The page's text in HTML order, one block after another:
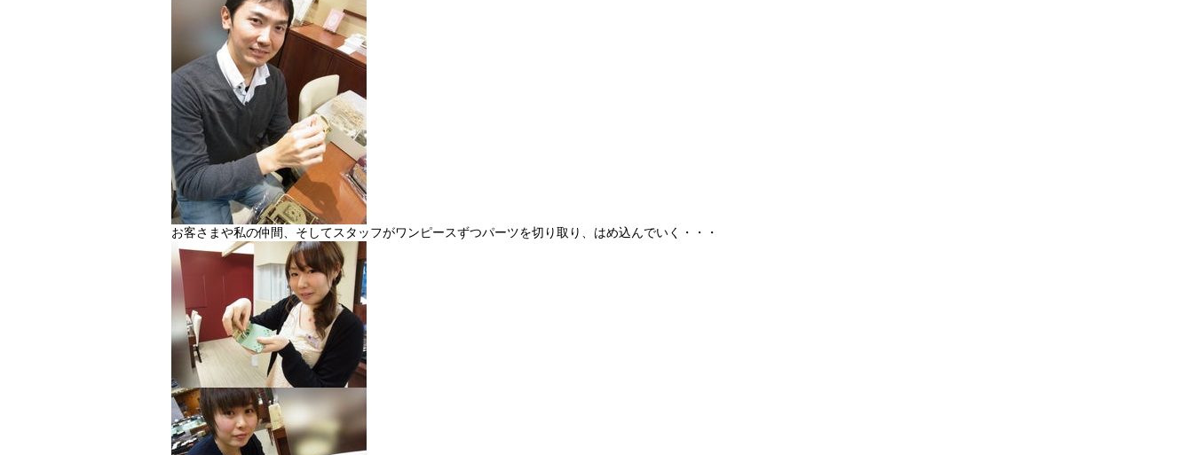
お客さまや私の仲間、そしてスタッフがワンピースずつパーツを切り取り、はめ込んでいく・・・